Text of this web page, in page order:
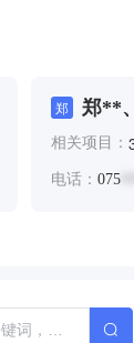
郑 郑**
相关项目：
电话： 075